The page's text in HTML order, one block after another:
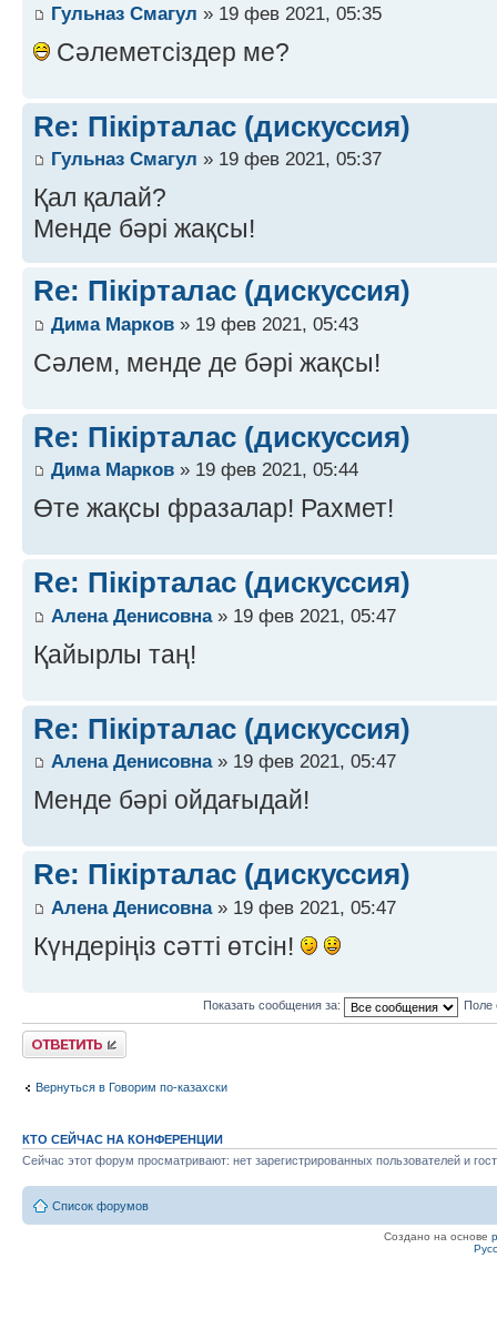
Гульназ Смагул » 19 фев 2021, 05:35
Сәлеметсіздер ме?
Re: Пікірталас (дискуссия)
Гульназ Смагул » 19 фев 2021, 05:37
Қал қалай?
Менде бәрі жақсы!
Re: Пікірталас (дискуссия)
Дима Марков » 19 фев 2021, 05:43
Сәлем, менде де бәрі жақсы!
Re: Пікірталас (дискуссия)
Дима Марков » 19 фев 2021, 05:44
Өте жақсы фразалар! Рахмет!
Re: Пікірталас (дискуссия)
Алена Денисовна» 19 фев 2021, 05:47
Қайырлы таң!
Re: Пікірталас (дискуссия)
Алена Денисовна» 19 фев 2021, 05:47
Менде бәрі ойдағыдай!
Re: Пікірталас (дискуссия)
Алена Денисовна» 19 фев 2021, 05:47
Күндеріңіз сәтті өтсін!
Показать сообщения за: Поле
Ответить
Вернуться в Говорим по-казахски
КТО СЕЙЧАС НА КОНФЕРЕНЦИИ
Сейчас этот форум просматривают: нет зарегистрированных пользователей и
Список форумов
Создано на основе